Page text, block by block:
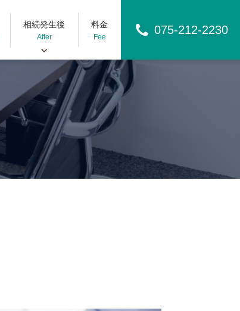
相続発生後
After
相続手続きの流れ
遺産分割
遺留分
相続放棄
寄与分
料金
Fee
075-212-2230